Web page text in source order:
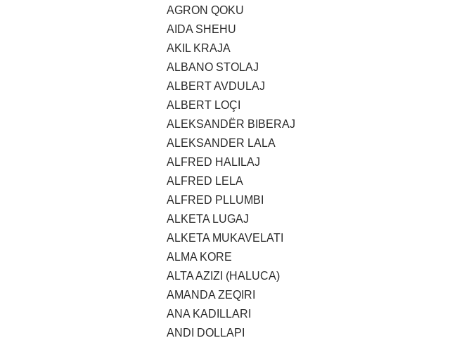
AGRON QOKU
AIDA SHEHU
AKIL KRAJA
ALBANO STOLAJ
ALBERT AVDULAJ
ALBERT LOÇI
ALEKSANDËR BIBERAJ
ALEKSANDER LALA
ALFRED HALILAJ
ALFRED LELA
ALFRED PLLUMBI
ALKETA LUGAJ
ALKETA MUKAVELATI
ALMA KORE
ALTA AZIZI (HALUCA)
AMANDA ZEQIRI
ANA KADILLARI
ANDI DOLLAPI